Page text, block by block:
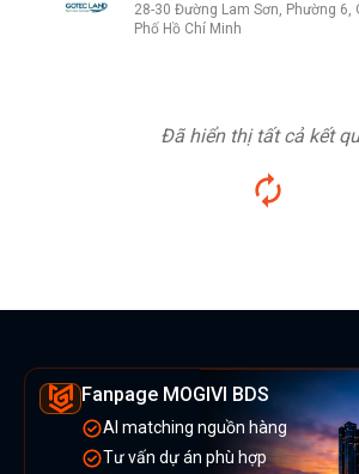
28-30 Đường Lam Sơn, Phường 6,
Phố Hồ Chí Minh
Đã hiển thị tất cả kết
Fanpage MOGIVI BDS
AI matching nguồn hàng
Tư vấn dự án phù hợp